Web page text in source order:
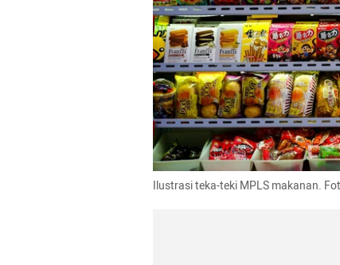
Ilustrasi teka-teki MPLS makanan.